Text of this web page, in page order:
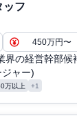
ッフ
450万円〜
界の経営幹部候
ャー)
万以上 +1